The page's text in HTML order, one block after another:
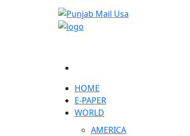
HOME
E-PAPER
WORLD
AMERICA